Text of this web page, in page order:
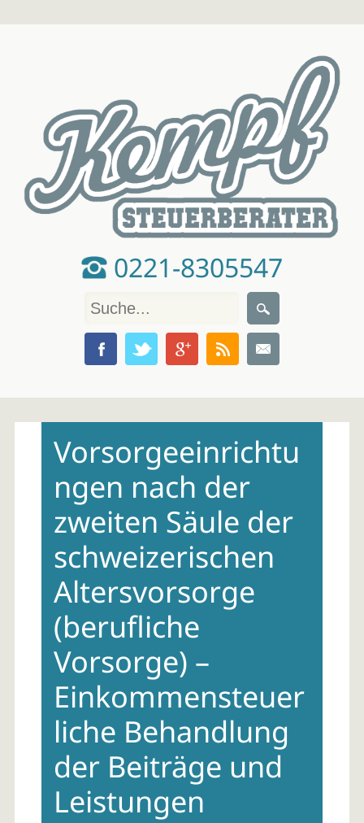
0221-8305547
contentVorsorgeeinrichtu
ngen nach der
zweiten Säule der
schweizerischen
Altersvorsorge
(berufliche
Vorsorge) –
Einkommensteuer
liche Behandlung
der Beiträge und
Leistungen